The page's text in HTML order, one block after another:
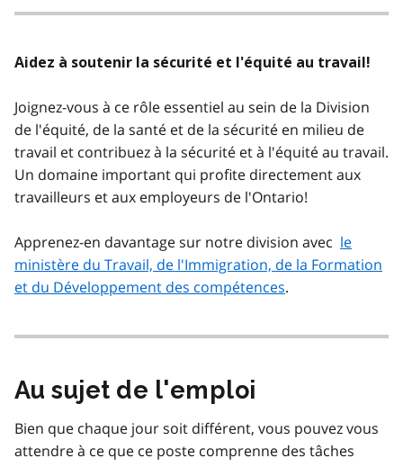
Aidez à soutenir la sécurité et l'équité au travail!
Joignez-vous à ce rôle essentiel au sein de la Division
de l'équité, de la santé et de la sécurité en milieu de
travail et contribuez à la sécurité et à l'équité au travail.
Un domaine important qui profite directement aux
travailleurs et aux employeurs de l'Ontario!
Apprenez-en davantage sur notre division avec le
ministère du Travail, de l'Immigration, de la Formation
et du Développement des compétences.
Au sujet de l'emploi
Bien que chaque jour soit différent, vous pouvez vous
attendre à ce que ce poste comprenne des tâches